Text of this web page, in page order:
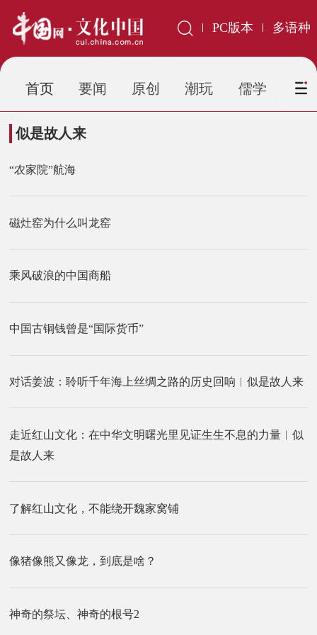
多语种
PC版本
首页 要闻 原创 潮玩 儒学 虹
似是故人来
“农家院”航海
磁灶窑为什么叫龙窑
乘风破浪的中国商船
中国古铜钱曾是“国际货币”
对话姜波：聆听千年海上丝绸之路的历史回响︱似是故人来
走近红山文化：在中华文明曙光里见证生生不息的力量︱似
是故人来
了解红山文化，不能绕开魏家窝铺
像猪像熊又像龙，到底是啥？
神奇的祭坛、神奇的根号2